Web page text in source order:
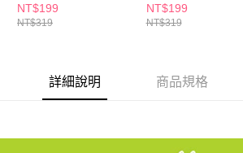
時審查核予不同之上限額度；若仍有額度不足之情
請求用戶進行身份認證。
付款後寶雅門市自取(由倉庫統一出貨)
NT$199
NT$319
NT$199
NT$319
詳細說明 商品規格